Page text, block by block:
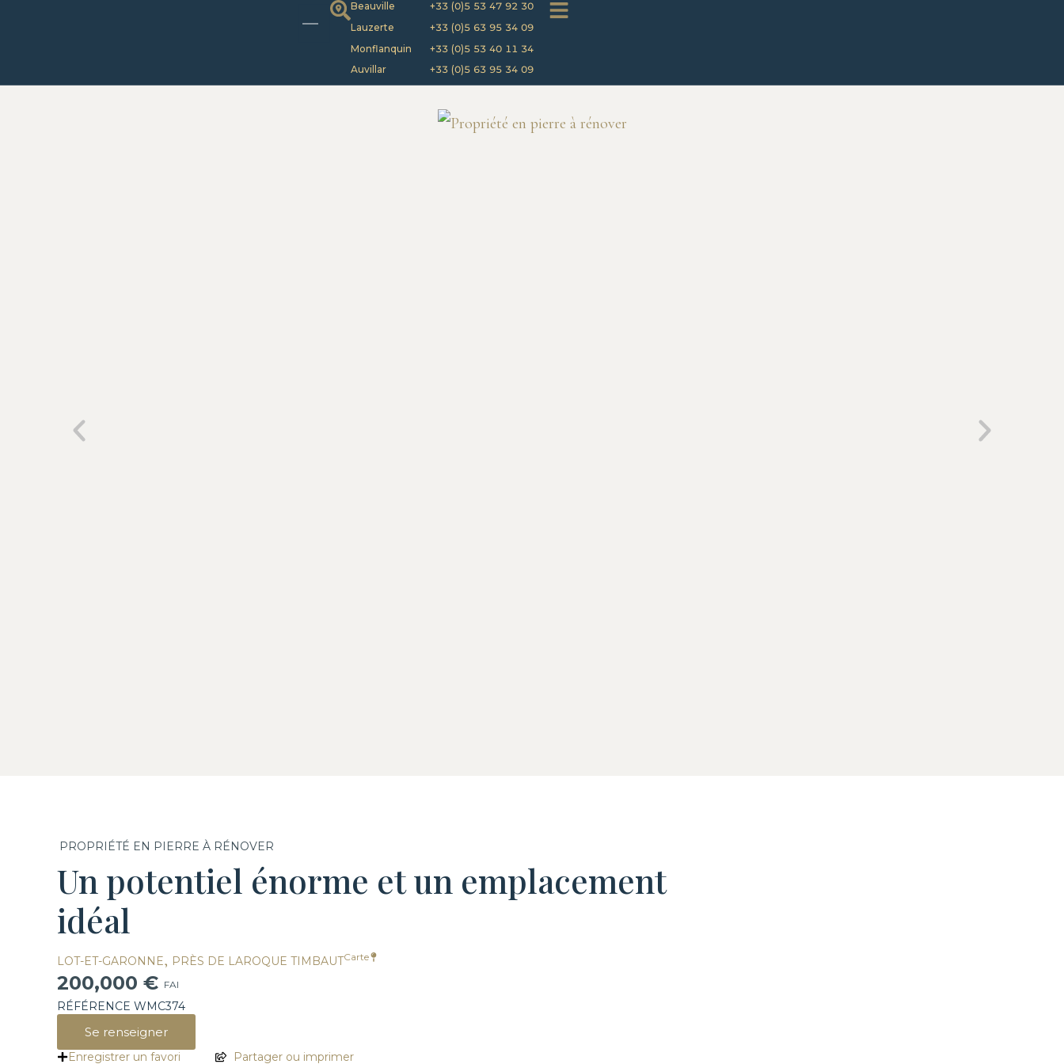
Beauville
+33 (0)5 53 47 92 30
Lauzerte
+33 (0)5 63 95 34 09
Monflanquin
+33 (0)5 53 40 11 34
Auvillar
+33 (0)5 63 95 34 09
PROPRIÉTÉ EN PIERRE À RÉNOVER
Un potentiel énorme et un emplacement
idéal
LOT-ET-GARONNE, PRÈS DE LAROQUE TIMBAUTCarte
200,000 € FAI
RÉFÉRENCE WMC374
Se renseigner
Enregistrer un favori Partager ou imprimer